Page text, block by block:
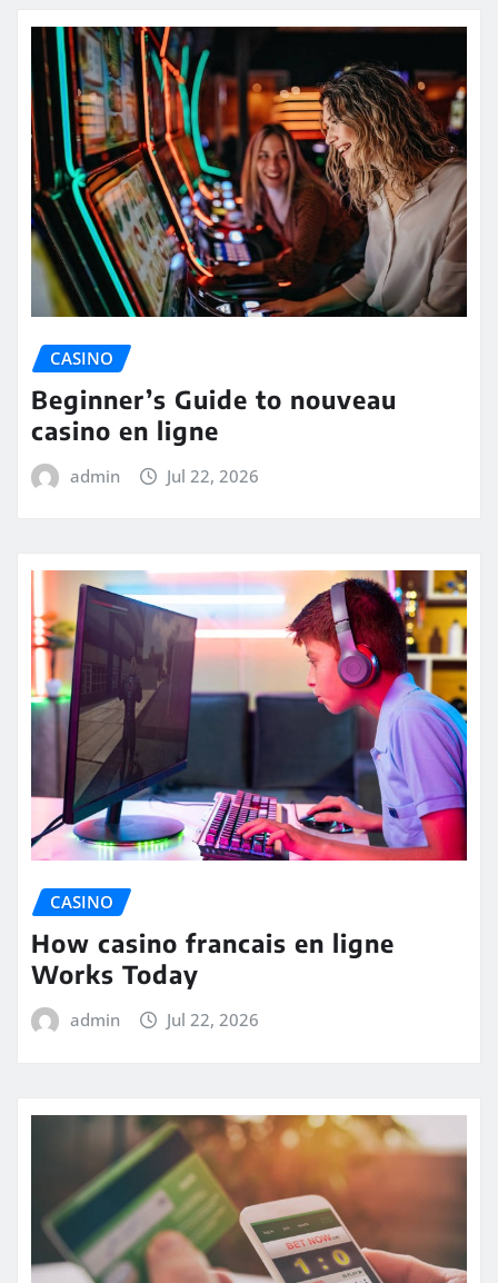
CASINO
Beginner’s Guide to nouveau
casino en ligne
admin Jul 22, 2026
CASINO
How casino francais en ligne
Works Today
admin Jul 22, 2026